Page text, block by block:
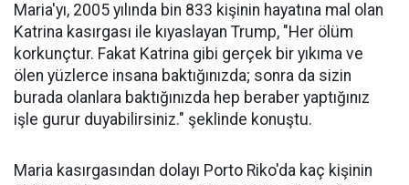
Maria'yı, 2005 yılında bin 833 kişinin hayatına mal olan
Katrina kasırgası ile kıyaslayan Trump, "Her ölüm
korkunçtur. Fakat Katrina gibi gerçek bir yıkıma ve
ölen yüzlerce insana baktığınızda; sonra da sizin
burada olanlara baktığınızda hep beraber yaptığınız
işle gurur duyabilirsiniz." şeklinde konuştu.
Maria kasırgasından dolayı Porto Riko'da kaç kişinin